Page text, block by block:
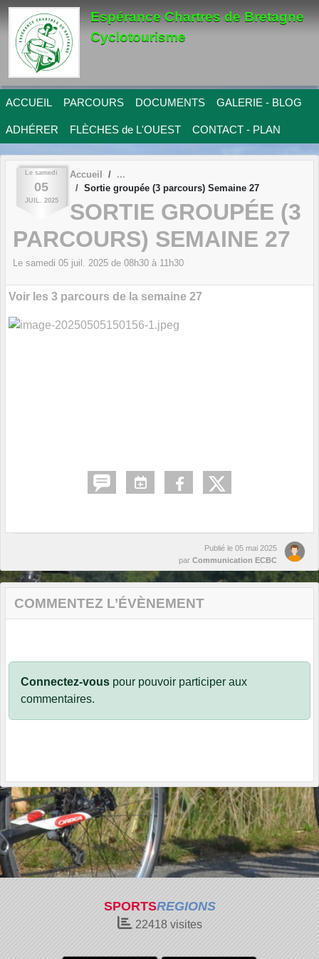
Espérance Chartres de Bretagne
Cyclotourisme
ACCUEIL PARCOURS DOCUMENTS GALERIE - BLOG
ADHÉRER FLÈCHES de L'OUEST CONTACT - PLAN
Le samedi
05
JUIL. 2025
Accueil
Sortie groupée (3 parcours) Semaine 27
SORTIE GROUPÉE (3
PARCOURS) SEMAINE 27
Le samedi 05 juil. 2025 de 08h30 à 11h30
Voir les 3 parcours de la semaine 27
Publié le 05 mai 2025
par Communication ECBC
COMMENTEZ L’ÉVÈNEMENT
Connectez-vous pour pouvoir participer aux
commentaires.
SPORTSREGIONS
22418visites
Panneau de gestion des cookies